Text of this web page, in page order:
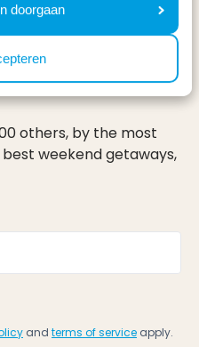
doorgaan
others, by the most
weekend getaways,
and terms of service apply.